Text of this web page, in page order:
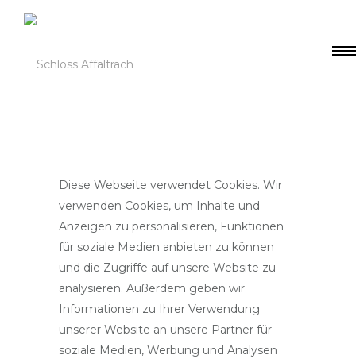
Diese Webseite verwendet Cookies. Wir
verwenden Cookies, um Inhalte und
Anzeigen zu personalisieren, Funktionen
für soziale Medien anbieten zu können
und die Zugriffe auf unsere Website zu
analysieren. Außerdem geben wir
Informationen zu Ihrer Verwendung
unserer Website an unsere Partner für
soziale Medien, Werbung und Analysen